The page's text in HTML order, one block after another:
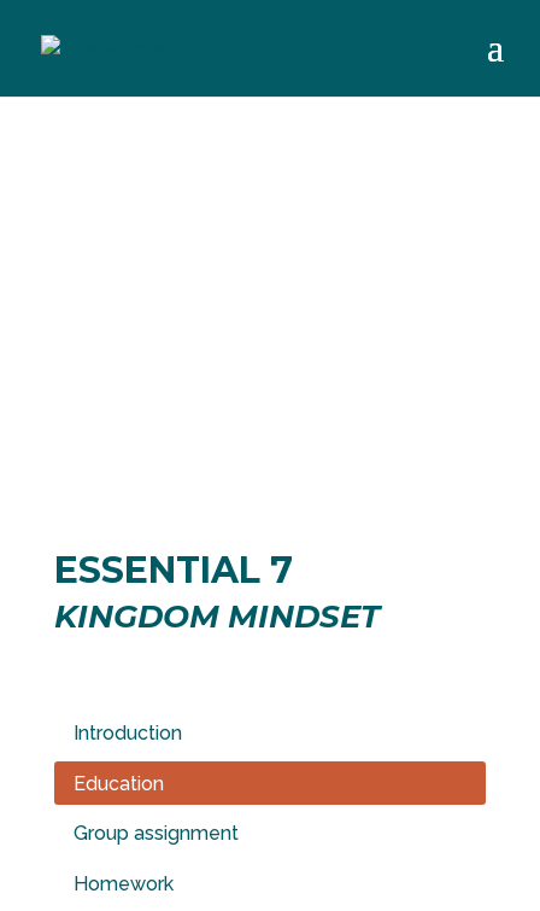
ESSENTIAL 7
KINGDOM MINDSET
Introduction
Education
Group assignment
Homework